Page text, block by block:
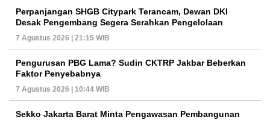
Perpanjangan SHGB Citypark Terancam, Dewan DKI
Desak Pengembang Segera Serahkan Pengelolaan
7 Agustus 2026 | 21:15 WIB
Pengurusan PBG Lama? Sudin CKTRP Jakbar Beberkan
Faktor Penyebabnya
7 Agustus 2026 | 10:44 WIB
Sekko Jakarta Barat Minta Pengawasan Pembangunan